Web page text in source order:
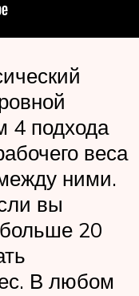
4 подхода
веса
ними.
вы
20
В любом